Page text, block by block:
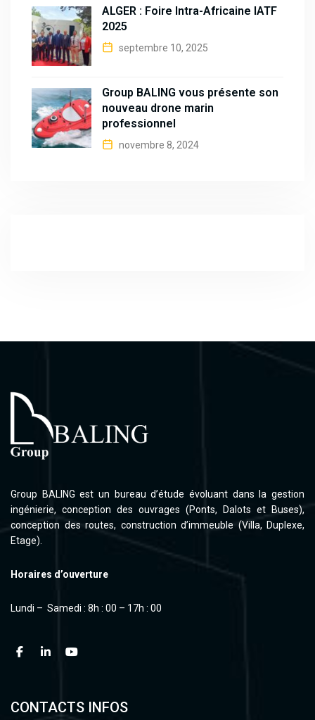
ALGER : Foire Intra-Africaine IATF
2025
septembre 10, 2025
Group BALING vous présente son
nouveau drone marin
professionnel
novembre 8, 2024
Group BALING est un bureau d’étude évoluant dans la gestion
ingénierie, conception des ouvrages (Ponts, Dalots et Buses),
conception des routes, construction d’immeuble (Villa, Duplexe,
Etage).
Horaires d’ouverture
Lundi – Samedi : 8h : 00 – 17h : 00
CONTACTS INFOS